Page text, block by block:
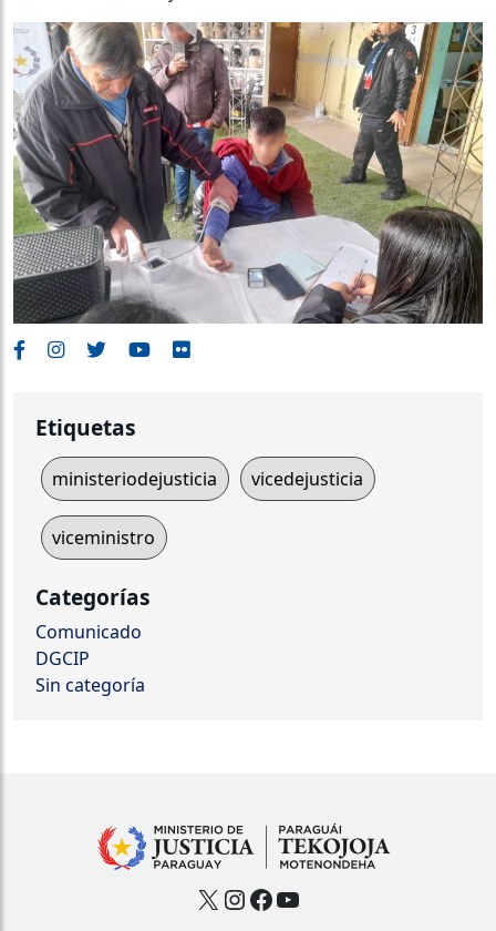
Etiquetas
ministeriodejusticia vicedejusticia
viceministro
Categorías
Comunicado
DGCIP
Sin categoría
X Instagram
Facebook
YouTube